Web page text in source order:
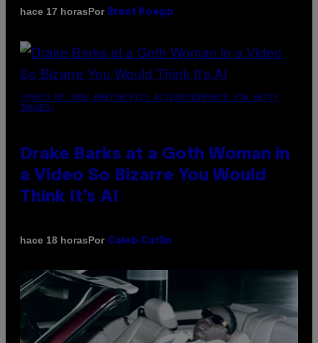
hace 17 horasPor Brent Koepp
(PHOTO BY JOSE BRETON/PICS ACTION/NURPHOTO VIA GETTY
IMAGES)
Drake Barks at a Goth Woman in
a Video So Bizarre You Would
Think It’s AI
hace 18 horasPor Caleb Catlin